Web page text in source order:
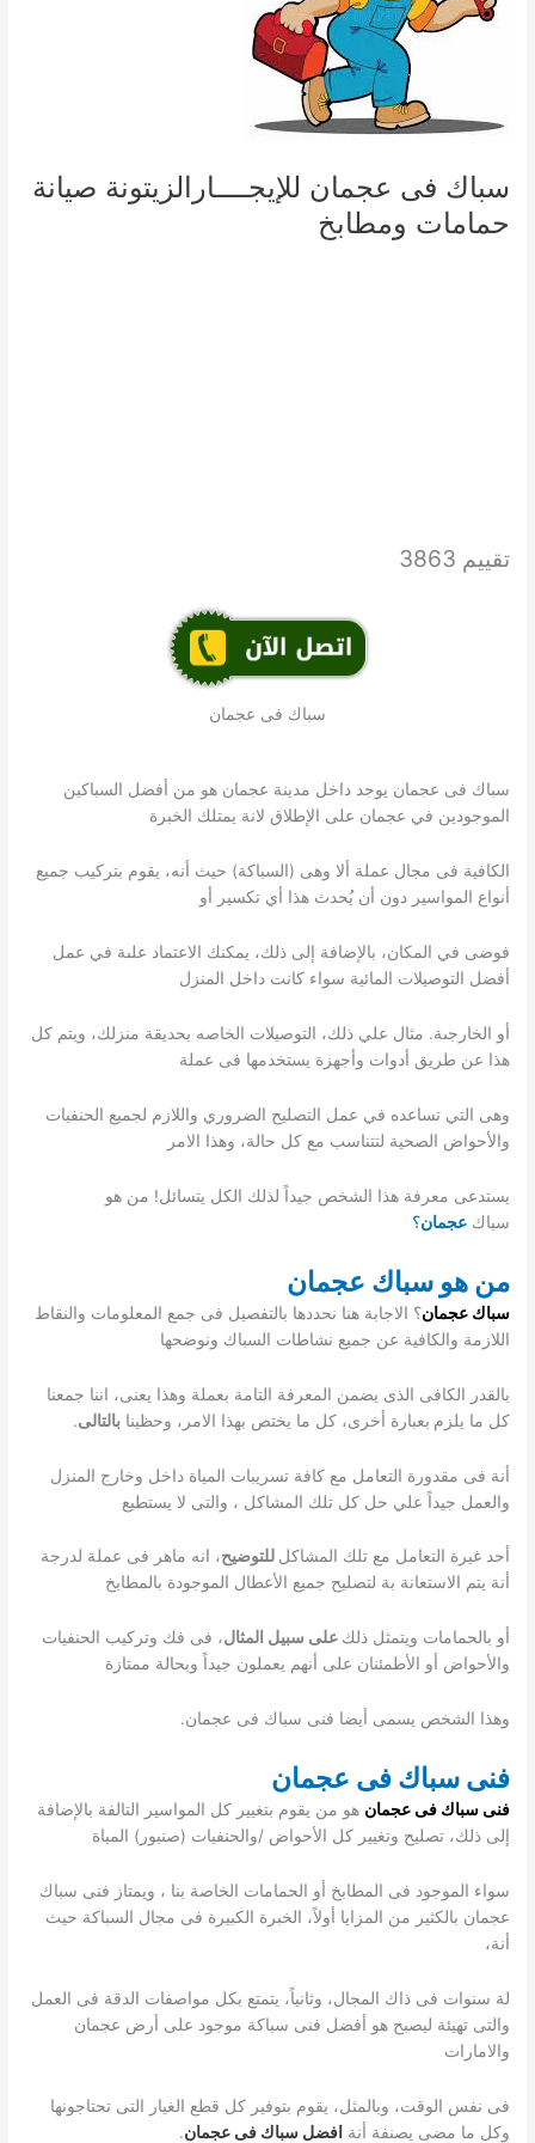
سباك فى عجمان للإيجــــارالزيتونة صيانة
حمامات ومطابخ
تقييم 3863
سباك فى عجمان
سباك فى عجمان يوجد داخل مدينة عجمان هو من أفضل السباكين
الموجودين في عجمان على الإطلاق لانة يمتلك الخبرة
الكافية فى مجال عملة ألا وهى (السباكة) حيث أنه، يقوم بتركيب جميع
أنواع المواسير دون أن يُحدث هذا أي تكسير أو
فوضى في المكان، بالإضافة إلى ذلك، يمكنك الاعتماد علىة في عمل
أفضل التوصيلات المائية سواء كانت داخل المنزل
أو الخارجىة. مثال علي ذلك، التوصيلات الخاصه بحديقة منزلك، ويتم كل
هذا عن طريق أدوات وأجهزة يستخدمها فى عملة
وهى التي تساعده في عمل التصليح الضروري واللازم لجميع الحنفيات
والأحواض الصحية لتتناسب مع كل حالة، وهذا الامر
يستدعى معرفة هذا الشخص جيداً لذلك الكل يتسائل! من هو
سباكعجمان؟
من هو سباك عجمان
سباك عجمان؟ الاجابة هنا نحددها بالتفصيل فى جمع المعلومات والنقاط
اللازمة والكافية عن جميع نشاطات السباك ونوضحها
بالقدر الكافى الذى يضمن المعرفة التامة بعملة وهذا يعنى، اننا جمعنا
كل ما يلزم بعبارة أخرى، كل ما يختص بهذا الامر، وحظينابالتالى.
أنة فى مقدورة التعامل مع كافة تسريبات المياة داخل وخارج المنزل
والعمل جيداً علي حل كل تلك المشاكل ، والتى لا يستطيع
أحد غيرة التعامل مع تلك المشاكل للتوضيح، انه ماهر فى عملة لدرجة
أنة يتم الاستعانة بة لتصليح جميع الأعطال الموجودة بالمطابخ
أو بالحمامات ويتمثل ذلك على سبيل المثال، فى فك وتركيب الحنفيات
والأحواض أو الأطمئنان على أنهم يعملون جيداً وبحالة ممتازة
وهذا الشخص يسمى أيضا فنى سباك فى عجمان.
فنى سباك فى عجمان
فنى سباك فى عجمان هو من يقوم بتغيير كل المواسير التالفة بالإضافة
إلى ذلك، تصليح وتغيير كل الأحواض /والحنفيات (صنبور) المياة
سواء الموجود فى المطابخ أو الحمامات الخاصة بنا ، ويمتاز فنى سباك
عجمان بالكثير من المزايا أولاً، الخبرة الكبيرة فى مجال السباكة حيث
أنة،
لة سنوات فى ذاك المجال، وثانياً، يتمتع بكل مواصفات الدقة فى العمل
والتى تهيئة ليصبح هو أفضل فنى سباكة موجود على أرض عجمان
والامارات
فى نفس الوقت، وبالمثل، يقوم بتوفير كل قطع الغيار التى تحتاجونها
وكل ما مضى يصنفة أنة افضل سباك فى عجمان.